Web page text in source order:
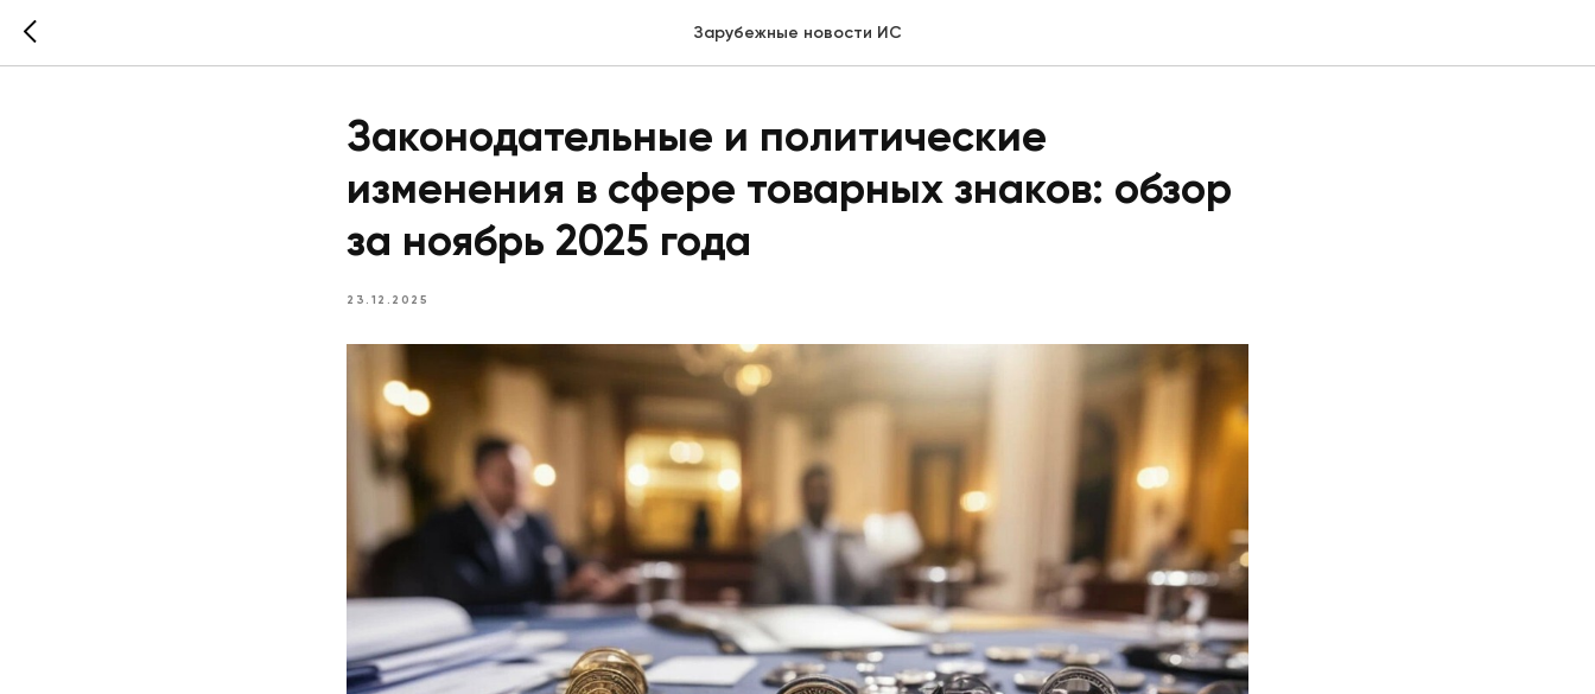
Зарубежные новости ИС
Законодательные и политические
изменения в сфере товарных знаков: обзор
за ноябрь 2025 года
23.12.2025